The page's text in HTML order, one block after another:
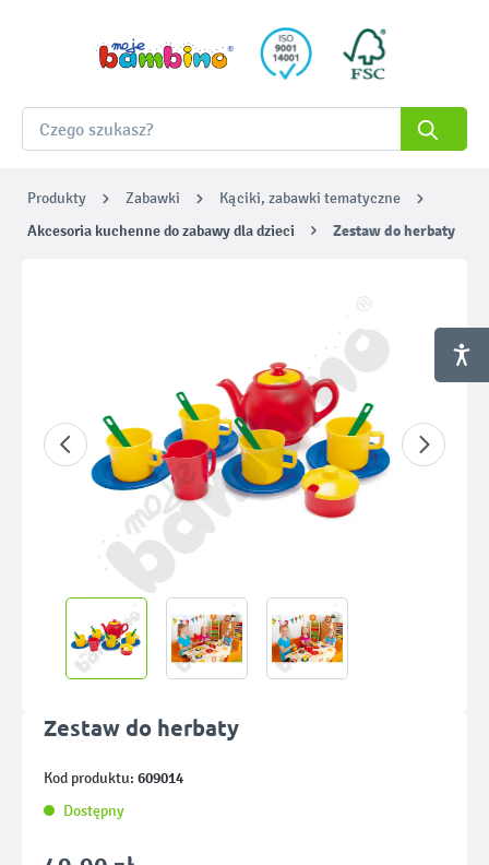
Produkty Zabawki Kąciki, zabawki tematyczne
Akcesoria kuchenne do zabawy dla dzieci Zestaw do herbaty
Zestaw do herbaty
Kod produktu: 609014
Dostępny